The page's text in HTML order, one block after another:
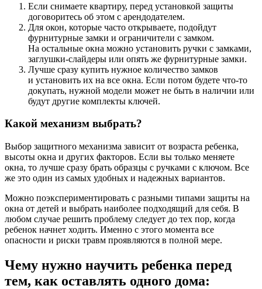
Если снимаете квартиру, перед установкой защиты
договоритесь об этом с арендодателем.
Для окон, которые часто открываете, подойдут
фурнитурные замки и ограничители с замком.
На остальные окна можно установить ручки с замками,
заглушки-слайдеры или опять же фурнитурные замки.
Лучше сразу купить нужное количество замков
и установить их на все окна. Если потом будете что-то
докупать, нужной модели может не быть в наличии или
будут другие комплекты ключей.
Какой механизм выбрать?
Выбор защитного механизма зависит от возраста ребенка,
высоты окна и других факторов. Если вы только меняете
окна, то лучше сразу брать образцы с ручками с ключом. Все
же это один из самых удобных и надежных вариантов.
Можно поэкспериментировать с разными типами защиты на
окна от детей и выбрать наиболее подходящий для себя. В
любом случае решить проблему следует до тех пор, когда
ребенок начнет ходить. Именно с этого момента все
опасности и риски травм проявляются в полной мере.
Чему нужно научить ребенка перед
тем, как оставлять одного дома: